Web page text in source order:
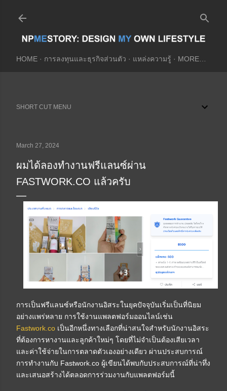
HOME การลงทุนและธุรกิจส่วนตัว แหล่งความรู้ MORE…
SHORT CUT MENU
March 27, 2024
ผมได้ลองทำงานฟรีแลนซ์ผ่าน
FASTWORK.CO แล้วครับ
การเป็นฟรีแลนซ์หรือนักงานอิสระในยุคปัจจุบันเริ่มเป็นที่นิยม
อย่างแพร่หลาย การใช้งานแพลตฟอร์มออนไลน์เช่น
Fastwork.co เป็นอีกหนึ่งทางเลือกที่น่าสนใจสำหรับนักงานอิสระ
ที่ต้องการหางานและลูกค้าใหม่ๆ โดยที่ไม่จำเป็นต้องเสียเวลา
และค่าใช้จ่ายในการตลาดตัวเองอย่างเดียว ผ่านประสบการณ์
การทำงานกับ Fastwork.co ผู้เขียนได้พบกับประสบการณ์ที่น่าทึ่ง
และเสนอสร้างได้ตลอดการร่วมงานกับแพลตฟอร์มนี้